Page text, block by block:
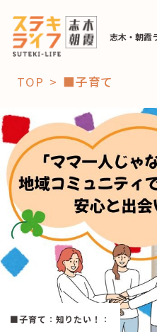
志木・朝霞
「コト」
子育て
おすすめ
スポット
「場」
HAREL
TOP ■子育て
■子育て ： 知りたい！ ：